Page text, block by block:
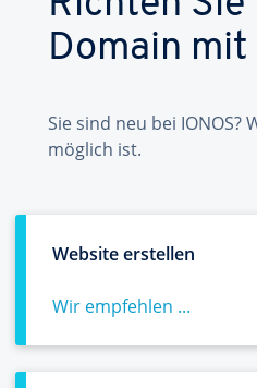
Domain mit
Sie sind neu bei IONOS?
möglich ist.
Website erstellen
Wir empfehlen ...